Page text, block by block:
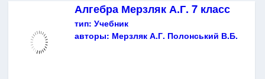
Алгебра Мерзляк А.Г. 7 класс
тип: Учебник
авторы: Мерзляк А.Г. Полонський В.Б.